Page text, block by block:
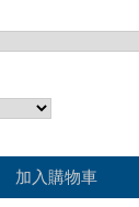
加入購物車